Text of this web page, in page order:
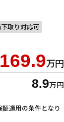
取り対応可
169.9万円
8.9万円
適用の条件となり